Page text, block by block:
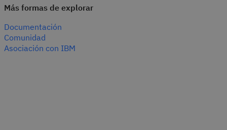
Más formas de explorar
Documentación
Comunidad
Asociación con IBM